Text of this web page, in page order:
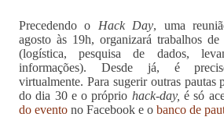
Precedendo o Hack Day, uma
agosto às 19h, organizará trabalhos de
(logística, pesquisa de dados,
informações). Desde já, é
virtualmente. Para sugerir outras pautas
do dia 30 e o próprio hack-day,é só
do evento no Facebook e o banco de